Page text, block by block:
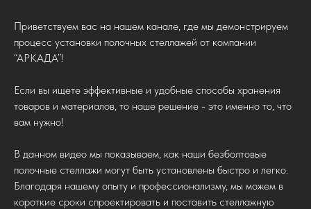
Приветствуем вас на нашем канале, где мы демонстрируем
процесс установки полочных стеллажей от компании
“АРКАДА”!
Если вы ищете эффективные и удобные способы хранения
товаров и материалов, то наше решение - это именно то, что
вам нужно!
В данном видео мы показываем, как наши безболтовые
полочные стеллажи могут быть установлены быстро и легко.
Благодаря нашему опыту и профессионализму, мы можем в
короткие сроки спроектировать и поставить стеллажную